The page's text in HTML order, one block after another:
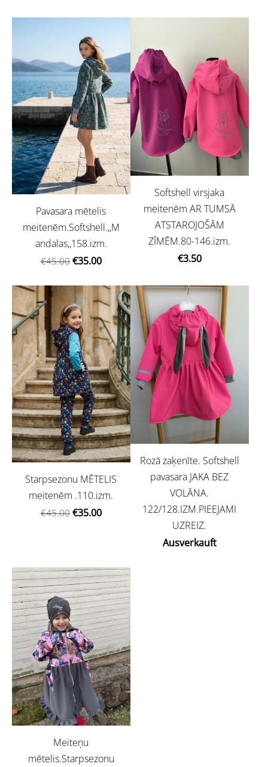
Pavasara mētelis
meitenēm.Softshell.,,M
andalas,,158.izm.
€45.00 €35.00
Softshell virsjaka
meitenēm AR TUMSĀ
ATSTAROJOŠĀM
ZĪMĒM.80-146.izm.
€3.50
Starpsezonu MĒTELIS
meitenēm .110.izm.
€45.00 €35.00
Rozā zaķenīte. Softshell
pavasara JAKA BEZ
VOLĀNA.
122/128.IZM.PIEEJAMI
UZREIZ.
Ausverkauft
Meiteņu
mētelis.Starpsezonu